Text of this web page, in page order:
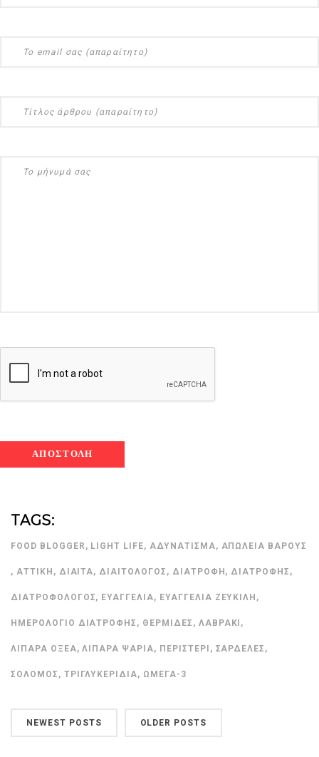
TAGS:
FOOD BLOGGER , LIGHT LIFE, ΑΔΥΝΆΤΙΣΜΑ, ΑΠΏΛΕΙΑ ΒΆΡΟΥΣ
, ΑΤΤΙΚΉ , ΔΊΑΙΤΑ, ΔΙΑΙΤΟΛΌΓΟΣ , ΔΙΑΤΡΟΦΉ, ΔΙΑΤΡΟΦΉΣ ,
ΔΙΑΤΡΟΦΟΛΌΓΟΣ, ΕΥΑΓΓΕΛΊΑ, ΕΥΑΓΓΕΛΊΑ ΖΕΥΚΙΛΉ ,
ΗΜΕΡΟΛΌΓΙΟ ΔΙΑΤΡΟΦΉΣ , ΘΕΡΜΊΔΕΣ , ΛΑΒΡΆΚΙ ,
ΛΙΠΑΡΆ ΟΞΈΑ,ΛΙΠΑΡΆ ΨΆΡΙΑ, ΠΕΡΙΣΤΈΡΙ , ΣΑΡΔΈΛΕΣ ,
ΣΟΛΟΜΌΣ , ΤΡΙΓΛΥΚΕΡΊΔΙΑ, ΩΜΈΓΑ-3
NEWEST POSTS OLDER POSTS